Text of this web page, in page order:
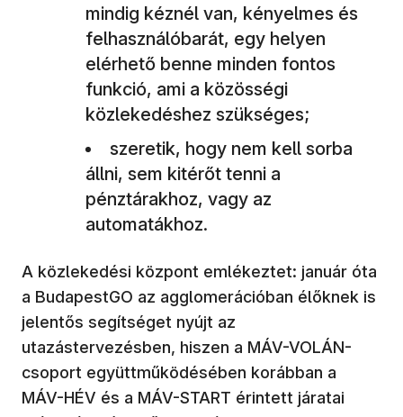
mindig kéznél van, kényelmes és
felhasználóbarát, egy helyen
elérhető benne minden fontos
funkció, ami a közösségi
közlekedéshez szükséges;
szeretik, hogy nem kell sorba
állni, sem kitérőt tenni a
pénztárakhoz, vagy az
automatákhoz.
A közlekedési központ emlékeztet: január óta
a BudapestGO az agglomerációban élőknek is
jelentős segítséget nyújt az
utazástervezésben, hiszen a MÁV-VOLÁN-
csoport együttműködésében korábban a
MÁV-HÉV és a MÁV-START érintett járatai